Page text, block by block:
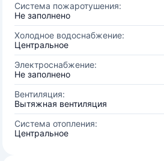
Система пожаротушения:
Не заполнено
Холодное водоснабжение:
Центральное
Электроснабжение:
Не заполнено
Вентиляция:
Вытяжная вентиляция
Система отопления:
Центральное